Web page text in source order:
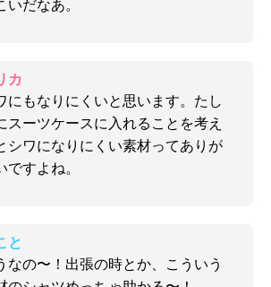
いだなあ。
カ
にもなりにくいと思います。たし
スーツケースに入れることを考え
シワになりにくい素材ってありが
ですよね。
と
なの〜！出張の時とか、こういう